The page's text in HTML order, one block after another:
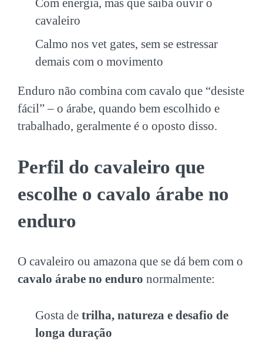
Com energia, mas que saiba ouvir o
cavaleiro
Calmo nos vet gates, sem se estressar
demais com o movimento
Enduro não combina com cavalo que “desiste
fácil” – o árabe, quando bem escolhido e
trabalhado, geralmente é o oposto disso.
Perfil do cavaleiro que
escolhe o cavalo árabe no
enduro
O cavaleiro ou amazona que se dá bem com o
cavalo árabe no enduro normalmente:
Gosta de trilha, natureza e desafio de
longa duração